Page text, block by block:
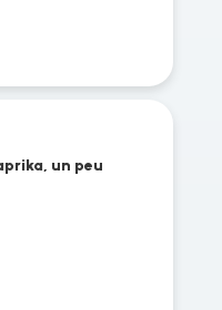
un peu